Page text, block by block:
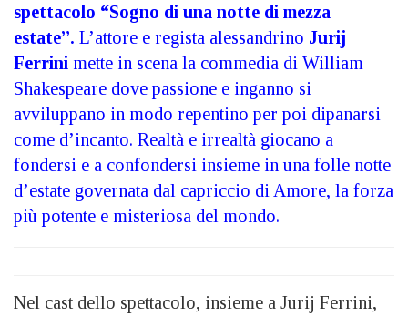
spettacolo “Sogno di una notte di mezza
estate”. L’attore e regista alessandrino Jurij
Ferrini mette in scena la commedia di William
Shakespeare dove passione e inganno si
avviluppano in modo repentino per poi dipanarsi
come d’incanto. Realtà e irrealtà giocano a
fondersi e a confondersi insieme in una folle notte
d’estate governata dal capriccio di Amore, la forza
più potente e misteriosa del mondo.
Nel cast dello spettacolo, insieme a Jurij Ferrini,